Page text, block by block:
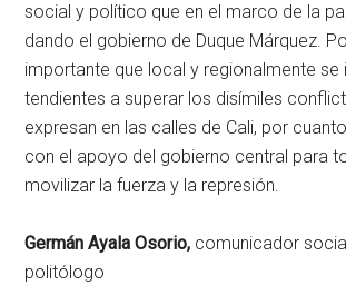
social y político que en el marco de la
dando el gobierno de Duque Márquez.
importante que local y regionalmente se
tendientes a superar los disímiles
expresan en las calles de Cali, por
con el apoyo del gobierno central para
movilizar la fuerza y la represión.
Germán Ayala Osorio, comunicador
politólogo